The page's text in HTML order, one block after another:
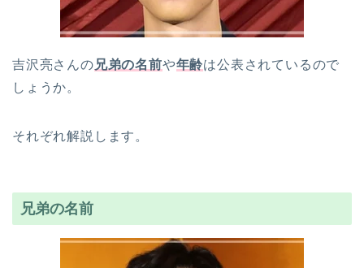
吉沢亮さんの 兄弟の名前や年齢は公表されているので
しょうか。
それぞれ解説します。
兄弟の名前